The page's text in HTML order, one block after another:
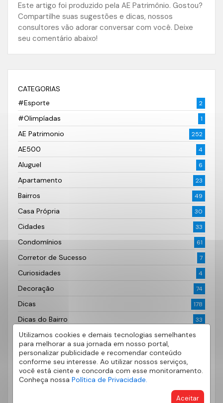
Utilizamos cookies e demais tecnologias semelhantes
para melhorar a sua jornada em nosso portal,
personalizar publicidade e recomendar conteúdo
conforme seu interesse. Ao utilizar nossos serviços,
você está ciente e concorda com esse monitoramento.
Conheça nossa Política de Privacidade.
Aceitar
Este artigo foi produzido pela AE Patrimônio. Gostou?
Compartilhe suas sugestões e dicas, nossos
consultores vão adorar conversar com você. Deixe
seu comentário abaixo!
CATEGORIAS
#Esporte
2
#Olimpíadas 1
AE Patrimonio 252
AE500 4
Aluguel 6
Apartamento 23
Bairros 49
Casa Própria 30
Cidades 33
Condomínios 61
Corretor de Sucesso 7
Curiosidades 4
Decoração 74
Dicas 178
Dicas do Bairro 33
Documentação Imobiliária
Fotografia
Imóveis
Imóveis à venda
14